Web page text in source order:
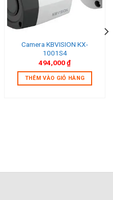
Camera KBVISION KX-
1001S4
494,000₫
THÊM VÀO GIỎ HÀNG